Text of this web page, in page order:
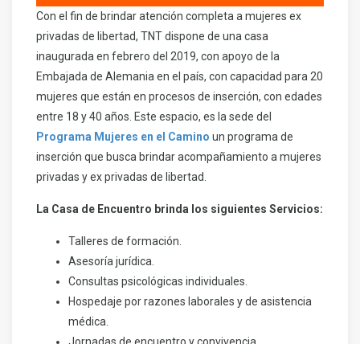
Con el fin de brindar atención completa a mujeres ex
privadas de libertad, TNT dispone de una casa
inaugurada en febrero del 2019, con apoyo de la
Embajada de Alemania en el país, con capacidad para 20
mujeres que están en procesos de inserción, con edades
entre 18 y 40 años. Este espacio, es la sede del
Programa Mujeres en el Camino un programa de
inserción que busca brindar acompañamiento a mujeres
privadas y ex privadas de libertad.
La Casa de Encuentro brinda los siguientes Servicios:
Talleres de formación.
Asesoría jurídica.
Consultas psicológicas individuales.
Hospedaje por razones laborales y de asistencia
médica.